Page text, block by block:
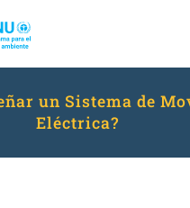
un Sistema de
Eléctrica?